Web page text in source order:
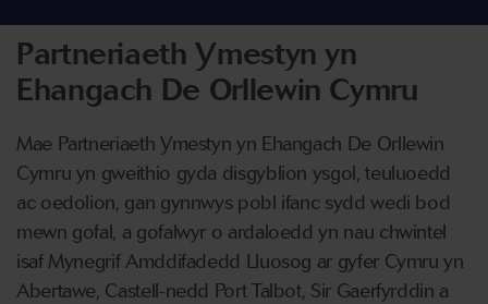
Partneriaeth Ymestyn yn
Ehangach De Orllewin Cymru
Mae Partneriaeth Ymestyn yn Ehangach De Orllewin
Cymru yn gweithio gyda disgyblion ysgol, teuluoedd
ac oedolion, gan gynnwys pobl ifanc sydd wedi bod
mewn gofal, a gofalwyr o ardaloedd yn nau chwintel
isaf Mynegrif Amddifadedd Lluosog ar gyfer Cymru yn
Abertawe, Castell-nedd Port Talbot, Sir Gaerfyrddin a